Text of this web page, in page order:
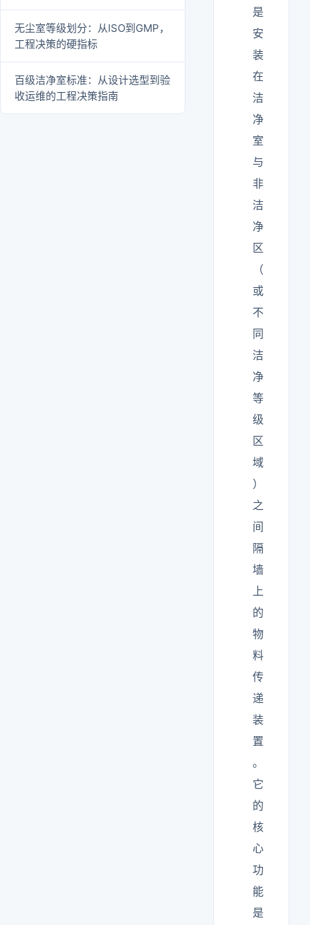
无尘室等级划分：从ISO到GMP，
工程决策的硬指标
百级洁净室标准：从设计选型到验
收运维的工程决策指南
是
安
装
在
洁
净
室
与
非
洁
净
区
（
或
不
同
洁
净
等
级
区
域
）
之
间
隔
墙
上
的
物
料
传
递
装
置
。
它
的
核
心
功
能
是